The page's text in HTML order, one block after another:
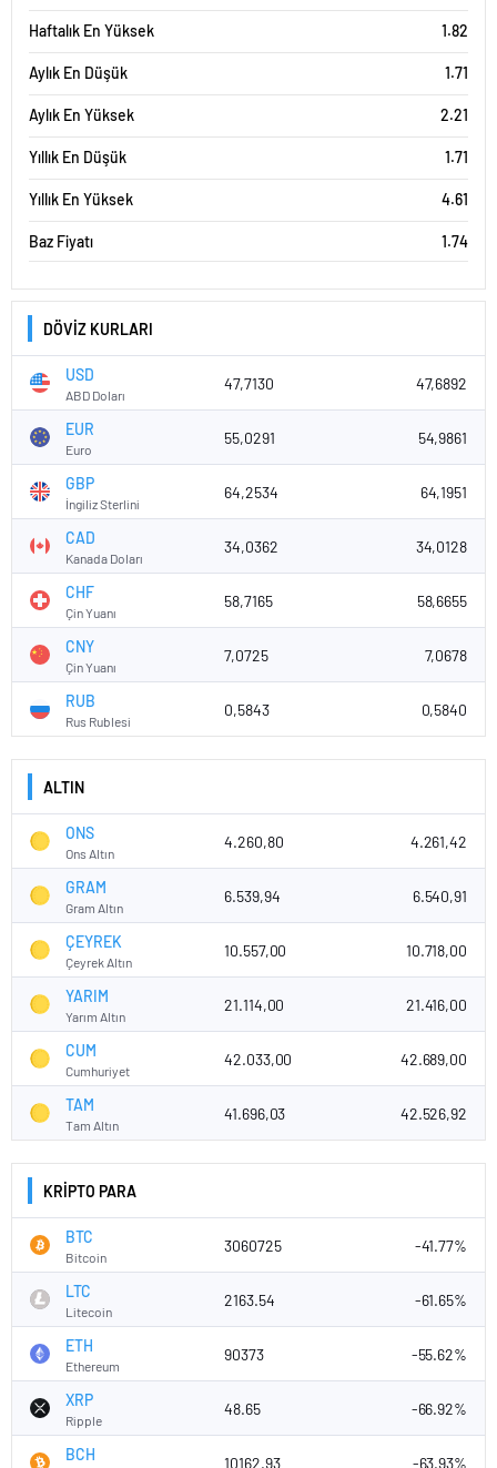
Haftalık En Yüksek 1.82
Aylık En Düşük 1.71
Aylık En Yüksek 2.21
Yıllık En Düşük 1.71
Yıllık En Yüksek 4.61
Baz Fiyatı 1.74
DÖVİZ KURLARI
USD
ABD Doları
47,7130 47,6892
EUR
Euro
55,0291 54,9861
GBP
İngiliz Sterlini
64,2534 64,1951
CAD
Kanada Doları
34,0362 34,0128
CHF
Çin Yuanı
58,7165 58,6655
CNY
Çin Yuanı
7,0725 7,0678
RUB
Rus Rublesi
0,5843 0,5840
ALTIN
ONS
Ons Altın
4.260,80 4.261,42
GRAM
Gram Altın
6.539,94 6.540,91
ÇEYREK
Çeyrek Altın
10.557,00 10.718,00
YARIM
Yarım Altın
21.114,00 21.416,00
CUM
Cumhuriyet
42.033,00 42.689,00
TAM
Tam Altın
41.696,03 42.526,92
KRİPTO PARA
BTC
Bitcoin
3060725 -41.77%
LTC
Litecoin
2163.54 -61.65%
ETH
Ethereum
90373 -55.62%
XRP
Ripple
48.65 -66.92%
BCH 10162.93 -63.93%